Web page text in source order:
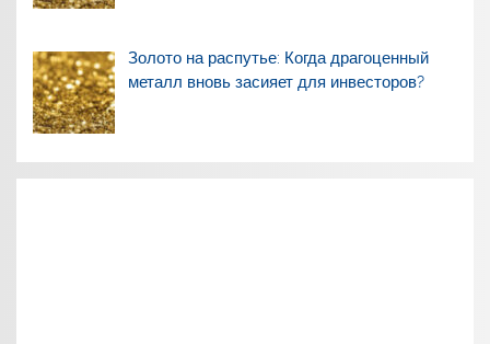
Золото на распутье: Когда драгоценный
металл вновь засияет для инвесторов?